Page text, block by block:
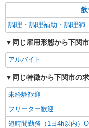
(試用期間2ヶ月) 残
分単
野
キープ
アルバイト
コンパスグループ・ジャ
時給
(試用期間2ヶ月)
分単位
下
調理・調理補助・調理師
同じ雇用形態から下関
アルバイト
同じ特徴から下関市の
未経験歓迎
フリーター歓迎
短時間勤務（1日4h以内）